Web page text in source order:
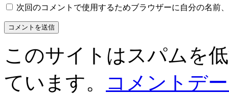
次回のコメントで使用するためブラウザーに自分の名前
このサイトはスパムを
ています。
コメントデ